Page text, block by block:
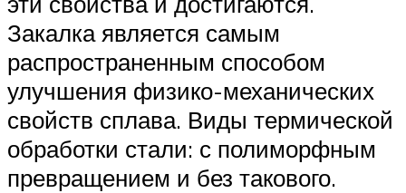
Закалка является самым
распространенным способом
улучшения физико-механических
свойств сплава. Виды термической
обработки стали: с полиморфным
превращением и без такового.